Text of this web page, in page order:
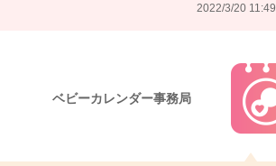
2022/3/20 11:49
ベビーカレンダー事務局